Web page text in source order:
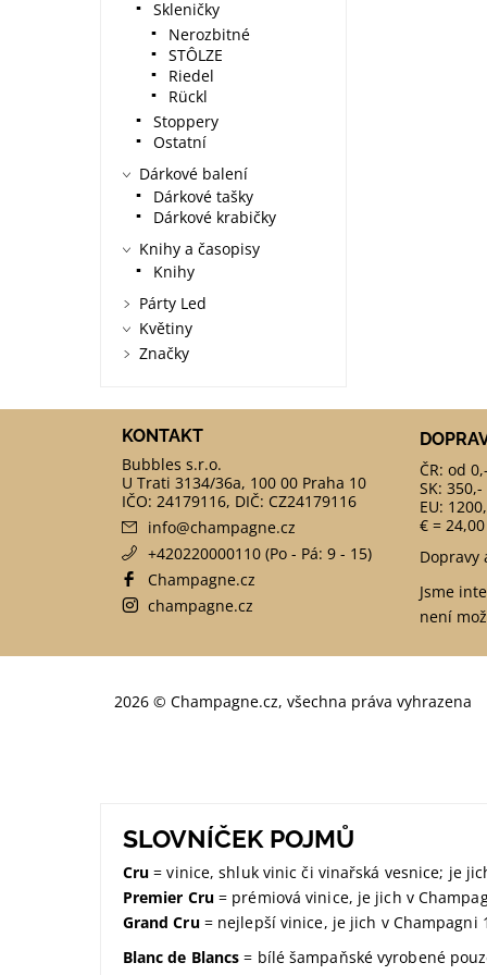
Skleničky
Nerozbitné
STÔLZE
Riedel
Rückl
Stoppery
Ostatní
Dárkové balení
Dárkové tašky
Dárkové krabičky
Knihy a časopisy
Knihy
Párty Led
Květiny
Značky
KONTAKT
info@champagne.cz
+420220000110 (Po - Pá: 9 - 15)
Champagne.cz
champagne.cz
ČR: od
SK: 350,-
EU:
€ = 24,00
Dopravy
Jsme
není
2026 © Champagne.cz, všechna práva vyhrazena
SLOVNÍČEK POJMŮ
Cru = vinice, shluk vinic či vinařská vesnice; je
Premier Cru= prémiová vinice, je jich v
Grand Cru= nejlepší vinice, je jich v Champagni
Blanc de Blancs = bílé šampaňské vyrobené